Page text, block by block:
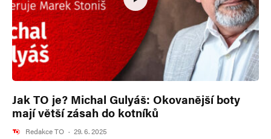
Jak TO je? Michal Gulyáš: Okovanější boty
mají větší zásah do kotníků
Redakce TO · 29. 6. 2025